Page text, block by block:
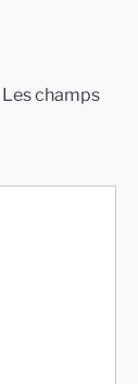
Les champs